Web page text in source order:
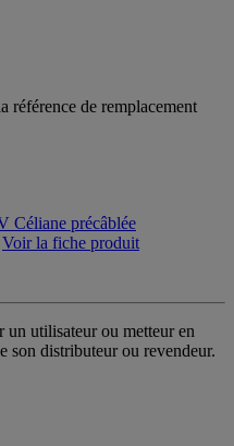
référence de remplacement
Céliane précâblée
Voir la fiche produit
un utilisateur ou metteur en
son distributeur ou revendeur.